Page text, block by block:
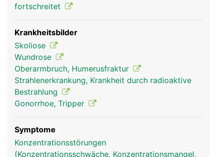
fortschreitet
Krankheitsbilder
Skoliose
Wundrose
Oberarmbruch, Humerusfraktur
Strahlenerkrankung, Krankheit durch radioaktive
Bestrahlung
Gonorrhoe, Tripper
Symptome
Konzentrationsstörungen
(Konzentrationsschwäche, Konzentrationsmangel,